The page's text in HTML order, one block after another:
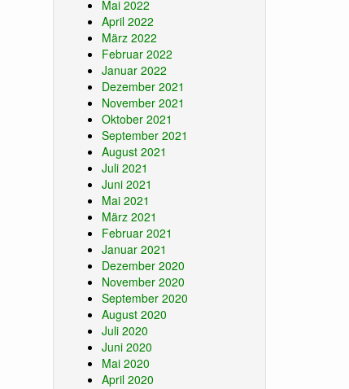
Mai 2022
April 2022
März 2022
Februar 2022
Januar 2022
Dezember 2021
November 2021
Oktober 2021
September 2021
August 2021
Juli 2021
Juni 2021
Mai 2021
März 2021
Februar 2021
Januar 2021
Dezember 2020
November 2020
September 2020
August 2020
Juli 2020
Juni 2020
Mai 2020
April 2020